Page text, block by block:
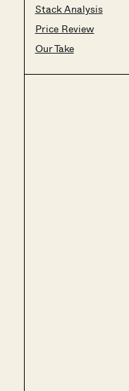
Stack Analysis
Price Review
Our Take